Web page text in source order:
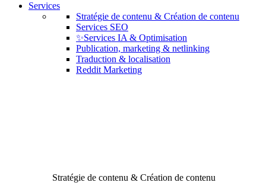
Services
Stratégie de contenu & Création de contenu
Services SEO
✨Services IA & Optimisation
Publication, marketing & netlinking
Traduction & localisation
Reddit Marketing
Stratégie de contenu & Création de contenu